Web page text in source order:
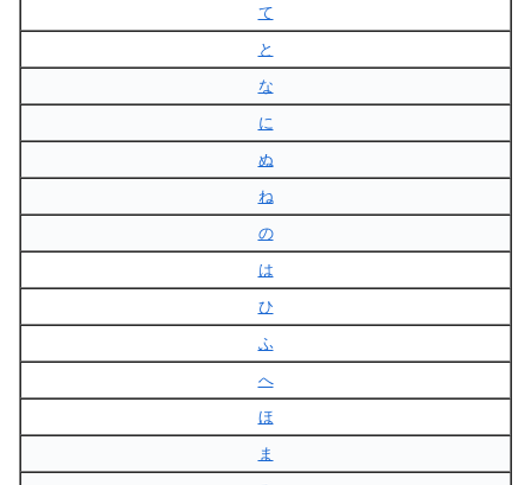
て
と
な
に
ぬ
ね
の
は
ひ
ふ
へ
ほ
ま